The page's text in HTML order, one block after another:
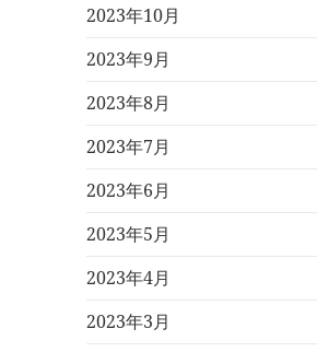
2023年10月
2023年9月
2023年8月
2023年7月
2023年6月
2023年5月
2023年4月
2023年3月